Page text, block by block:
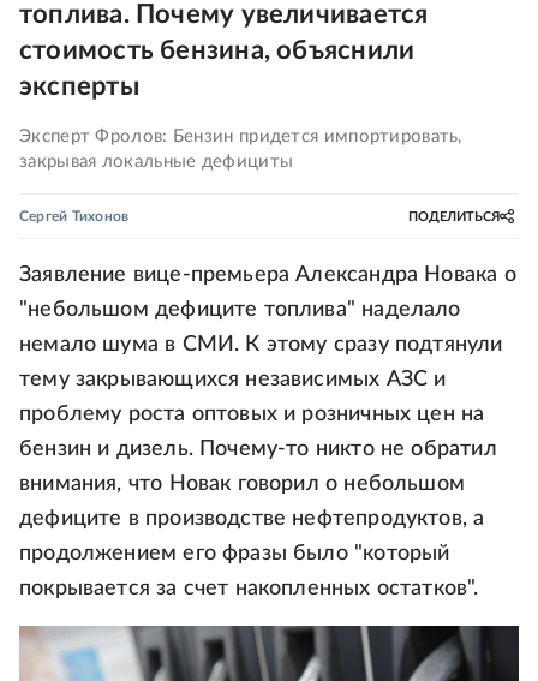
топлива. Почему увеличивается
стоимость бензина, объяснили
эксперты
Эксперт Фролов: Бензин придется импортировать,
закрывая локальные дефициты
Сергей Тихонов ПОДЕЛИТЬСЯ
Заявление вице-премьера Александра Новака о
"небольшом дефиците топлива" наделало
немало шума в СМИ. К этому сразу подтянули
тему закрывающихся независимых АЗС и
проблему роста оптовых и розничных цен на
бензин и дизель. Почему-то никто не обратил
внимания, что Новак говорил о небольшом
дефиците в производстве нефтепродуктов, а
продолжением его фразы было "который
покрывается за счет накопленных остатков".